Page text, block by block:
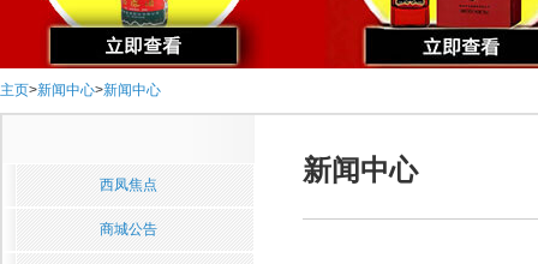
主页>新闻中心>新闻中心
西凤焦点
商城公告
新闻中心